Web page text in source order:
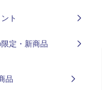
ト
定・新商品
品